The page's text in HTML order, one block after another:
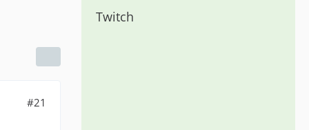
#21
Twitch